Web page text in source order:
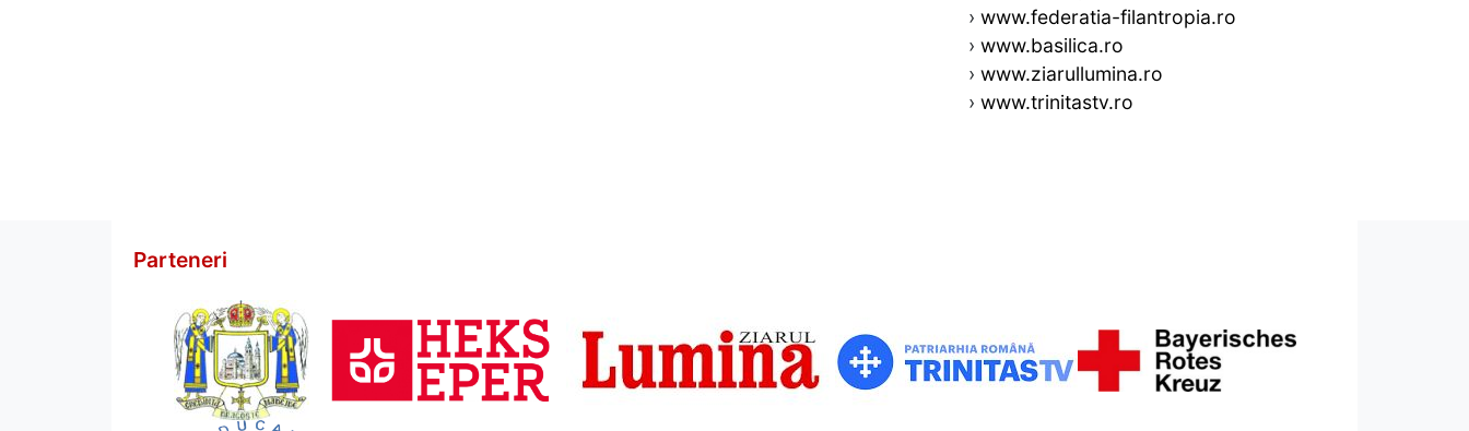
› www.federatia-filantropia.ro
› www.basilica.ro
› www.ziarullumina.ro
› www.trinitastv.ro
Parteneri